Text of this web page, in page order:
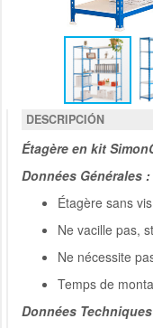
DESCRIPCIÓN
Étagère en kit
Données Générales :
Étagère sans vis
Ne vacille pas,
Ne nécessite
Temps de
Données